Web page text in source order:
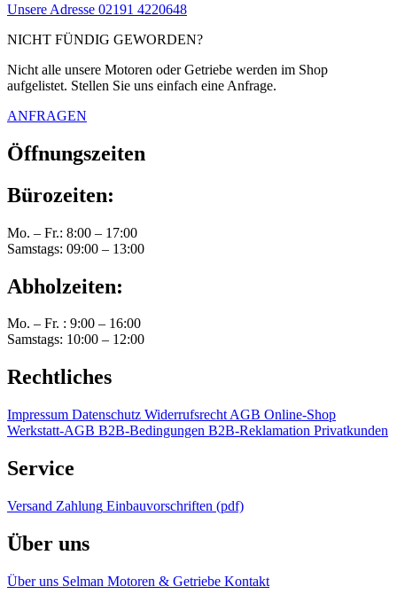
Unsere Adresse 02191 4220648
NICHT FÜNDIG GEWORDEN?
Nicht alle unsere Motoren oder Getriebe werden im Shop
aufgelistet. Stellen Sie uns einfach eine Anfrage.
ANFRAGEN
Öffnungszeiten
Bürozeiten:
Mo. – Fr.: 8:00 – 17:00
Samstags: 09:00 – 13:00
Abholzeiten:
Mo. – Fr. : 9:00 – 16:00
Samstags: 10:00 – 12:00
Rechtliches
Impressum Datenschutz Widerrufsrecht AGB Online-Shop
Werkstatt-AGB B2B-Bedingungen B2B-Reklamation Privatkunden
Service
Versand Zahlung Einbauvorschriften (pdf)
Über uns
Über uns Selman Motoren & Getriebe Kontakt